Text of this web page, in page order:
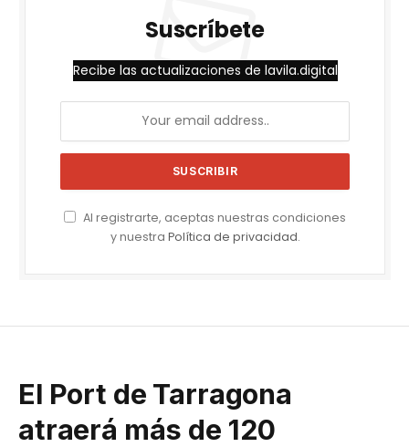
Suscríbete
Recibe las actualizaciones de lavila.digital
Al registrarte, aceptas nuestras condiciones
y nuestra Política de privacidad.
El Port de Tarragona
atraerá más de 120